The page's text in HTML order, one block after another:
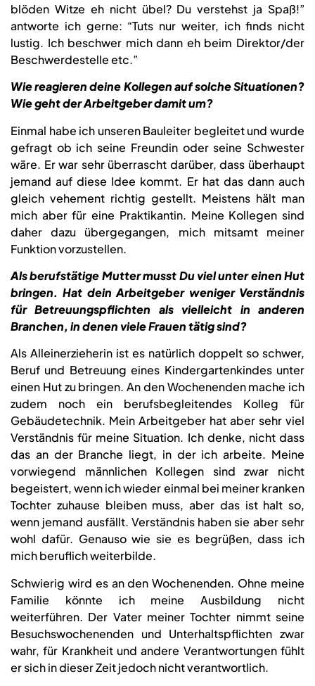
blöden Witze eh nicht übel? Du verstehst ja Spaß!”
antworte ich gerne: “Tuts nur weiter, ich finds nicht
lustig. Ich beschwer mich dann eh beim Direktor/der
Beschwerdestelle etc.”
Wie reagieren deine Kollegen auf solche Situationen?
Wie geht der Arbeitgeber damit um?
Einmal habe ich unseren Bauleiter begleitet und wurde
gefragt ob ich seine Freundin oder seine Schwester
wäre. Er war sehr überrascht darüber, dass überhaupt
jemand auf diese Idee kommt. Er hat das dann auch
gleich vehement richtig gestellt. Meistens hält man
mich aber für eine Praktikantin. Meine Kollegen sind
daher dazu übergegangen, mich mitsamt meiner
Funktion vorzustellen.
Als berufstätige Mutter musst Du viel unter einen Hut
bringen. Hat dein Arbeitgeber weniger Verständnis
für Betreuungspflichten als vielleicht in anderen
Branchen, in denen viele Frauen tätig sind?
Als Alleinerzieherin ist es natürlich doppelt so schwer,
Beruf und Betreuung eines Kindergartenkindes unter
einen Hut zu bringen. An den Wochenenden mache ich
zudem noch ein berufsbegleitendes Kolleg für
Gebäudetechnik. Mein Arbeitgeber hat aber sehr viel
Verständnis für meine Situation. Ich denke, nicht dass
das an der Branche liegt, in der ich arbeite. Meine
vorwiegend männlichen Kollegen sind zwar nicht
begeistert, wenn ich wieder einmal bei meiner kranken
Tochter zuhause bleiben muss, aber das ist halt so,
wenn jemand ausfällt. Verständnis haben sie aber sehr
wohl dafür. Genauso wie sie es begrüßen, dass ich
mich beruflich weiterbilde.
Schwierig wird es an den Wochenenden. Ohne meine
Familie könnte ich meine Ausbildung nicht
weiterführen. Der Vater meiner Tochter nimmt seine
Besuchswochenenden und Unterhaltspflichten zwar
wahr, für Krankheit und andere Verantwortungen fühlt
er sich in dieser Zeit jedoch nicht verantwortlich.